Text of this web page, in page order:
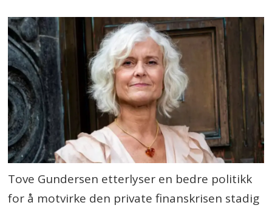
Tove Gundersen etterlyser en bedre politikk
for å motvirke den private finanskrisen stadig